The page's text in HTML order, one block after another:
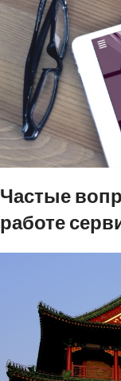
Частые
работе